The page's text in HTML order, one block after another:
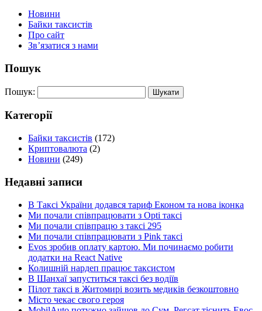
Новини
Байки таксистів
Про сайт
Зв’язатися з нами
Пошук
Пошук:
Категорії
Байки таксистів (172)
Криптовалюта (2)
Новини (249)
Недавні записи
В Таксі України додався тариф Економ та нова іконка
Ми почали співпрацювати з Opti таксі
Ми почали співпрацю з таксі 295
Ми почали співпрацювати з Pink таксі
Evos зробив оплату картою. Ми починаємо робити
додатки на React Native
Колишній нардеп працює таксистом
В Шанхаї запуститься таксі без водіїв
Пілот таксі в Житомирі возить медиків безкоштовно
Місто чекає свого героя